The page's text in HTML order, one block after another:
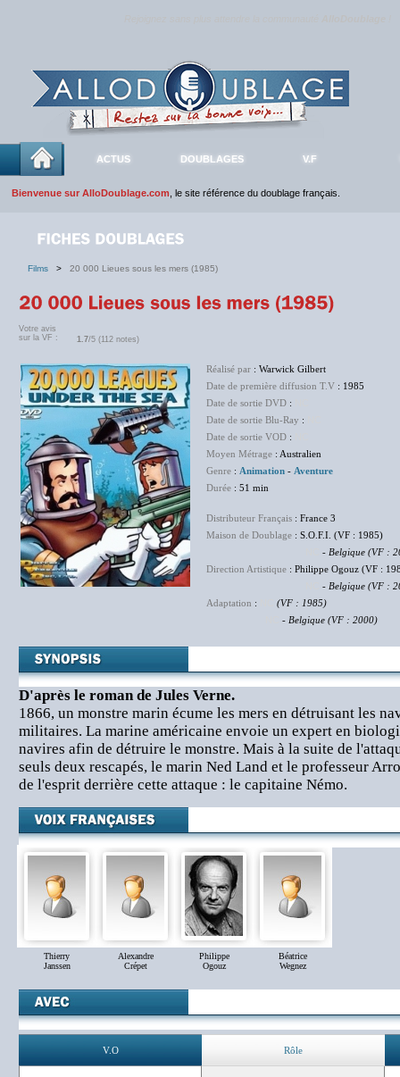
ACTUS DOUBLAGES V.F
Bienvenue sur AlloDoublage.com , le site référence du doublage français.
Films > 20 000 Lieues sous les mers (1985)
Votre avis
sur la VF :
1.7/5 (112 notes)
Réalisé par : Warwick Gilbert
Date de première diffusion T.V : 1985
Date de sortie DVD :
Date de sortie Blu-Ray :
Date de sortie VOD :
Moyen Métrage : Australien
Genre : Animation - Aventure
Durée : 51 min
Distributeur Français : France 3
Maison de Doublage : S.O.F.I. (VF : 1985)
- Belgique (VF :
Direction Artistique : Philippe Ogouz (VF :
- Belgique (VF :
Adaptation :
(VF : 1985)
- Belgique (VF : 2000)
D'après le roman de Jules Verne.
1866, un monstre marin écume les mers en détruisant les
militaires. La marine américaine envoie un expert en
navires afin de détruire le monstre. Mais à la suite de
seuls deux rescapés, le marin Ned Land et le professeur
de l'esprit derrière cette attaque : le capitaine Némo.
Thierry
Janssen
Alexandre
Crépet
Philippe
Ogouz
Béatrice
Wegnez
V.O Rôle